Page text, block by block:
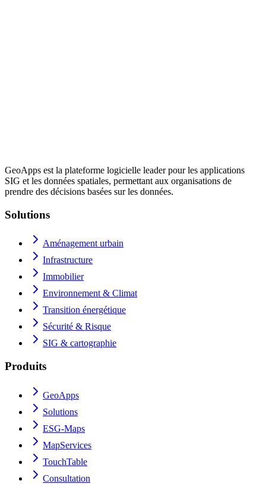
GeoApps est la plateforme logicielle leader pour les applications
SIG et les données spatiales, permettant aux organisations de
prendre des décisions basées sur les données.
Solutions
Aménagement urbain
Infrastructure
Immobilier
Environnement & Climat
Transition énergétique
Sécurité & Risque
SIG & cartographie
Produits
GeoApps
Solutions
ESG-Maps
MapServices
TouchTable
Consultation